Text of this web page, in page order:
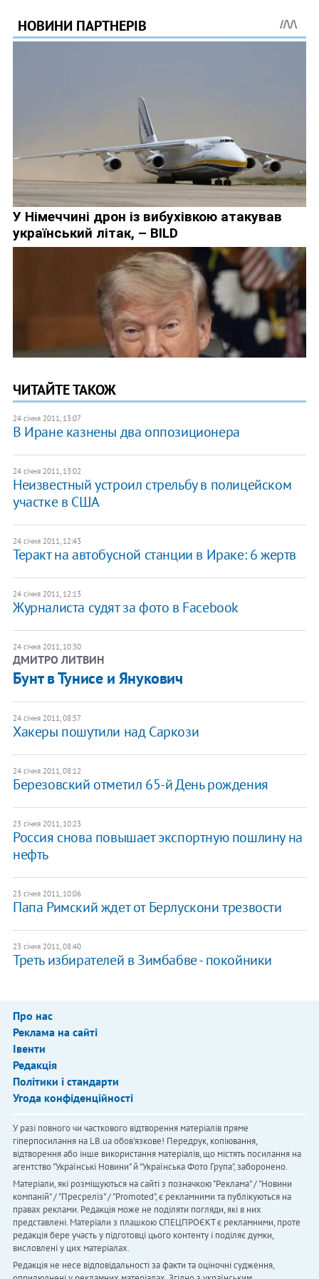
ЧИТАЙТЕ ТАКОЖ
24 січня 2011, 13:07
В Иране казнены два оппозиционера
24 січня 2011, 13:02
Неизвестный устроил стрельбу в полицейском
участке в США
24 січня 2011, 12:43
Теракт на автобусной станции в Ираке: 6 жертв
24 січня 2011, 12:13
Журналиста судят за фото в Facebook
24 січня 2011, 10:30
ДМИТРО ЛИТВИН
Бунт в Тунисе и Янукович
24 січня 2011, 08:57
Хакеры пошутили над Саркози
24 січня 2011, 08:12
Березовский отметил 65-й День рождения
23 січня 2011, 10:23
Россия снова повышает экспортную пошлину на
нефть
23 січня 2011, 10:06
Папа Римский ждет от Берлускони трезвости
23 січня 2011, 08:40
Треть избирателей в Зимбабве - покойники
Про нас
Реклама на сайті
Івенти
Редакція
Політики і стандарти
Угода конфіденційності
У разі повного чи часткового відтворення матеріалів пряме
гіперпосилання на LB.ua обов'язкове! Передрук, копіювання,
відтворення або інше використання матеріалів, що містять посилання на
агентство "Українськi Новини" й "Українська Фото Група", заборонено.
Матеріали, які розміщуються на сайті з позначкою "Реклама" / "Новини
компаній" / "Пресреліз" / "Promoted", є рекламними та публікуються на
правах реклами. Редакція може не поділяти погляди, які в них
представлені. Матеріали з плашкою СПЕЦПРОЄКТ є рекламними, проте
редакція бере участь у підготовці цього контенту і поділяє думки,
висловлені у цих матеріалах.
Редакція не несе відповідальності за факти та оціночні судження,